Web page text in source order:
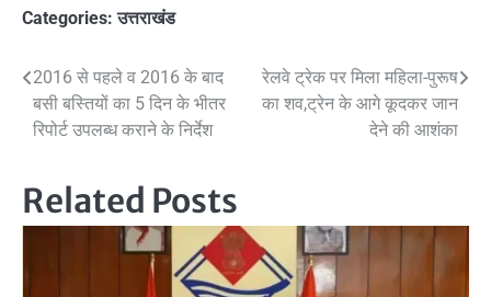
Categories:उत्तराखंड
Post
navigation
2016 से पहले व 2016 के बाद
बसी बस्तियों का 5 दिन के भीतर
रिपोर्ट उपलब्ध कराने के निर्देश
रेलवे ट्रेक पर मिला महिला-पुरूष
का शव,ट्रेन के आगे कूदकर जान
देने की आशंका
Related Posts